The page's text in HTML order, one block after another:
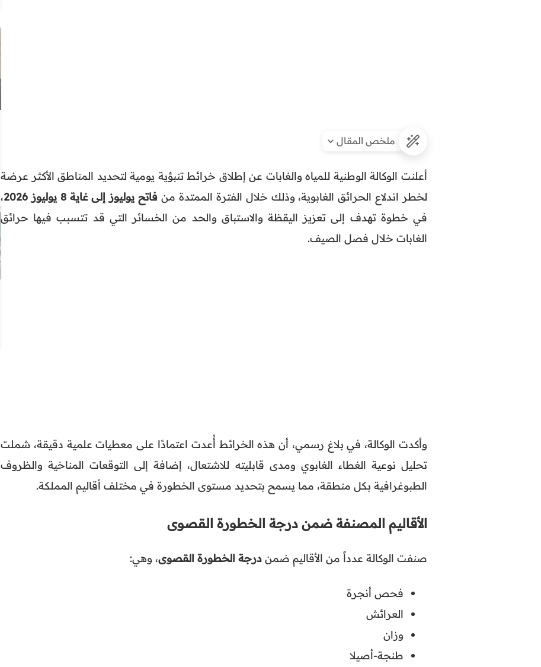
ملخص المقال
أعلنت الوكالة الوطنية للمياه والغابات عن إطلاق خرائط تنبؤية يومية لتحديد المناطق الأكثر عرضة
لخطر اندلاع الحرائق الغابوية، وذلك خلال الفترة الممتدة من فاتح يوليوز إلى غاية 8 يوليوز 2026
،
في خطوة تهدف إلى تعزيز اليقظة والاستباق والحد من الخسائر التي قد تتسبب فيها حرائق
الغابات خلال فصل الصيف.
وأكدت الوكالة، في بلاغ رسمي، أن هذه الخرائط أُعدت اعتمادًا على معطيات علمية دقيقة، شملت
تحليل نوعية الغطاء الغابوي ومدى قابليته للاشتعال، إضافة إلى التوقعات المناخية والظروف
الطبوغرافية بكل منطقة، مما يسمح بتحديد مستوى الخطورة في مختلف أقاليم المملكة.
الأقاليم المصنفة ضمن درجة الخطورة القصوى
صنفت الوكالة عدداً من الأقاليم ضمن درجة الخطورة القصوى، وهي:
فحص أنجرة
العرائش
وزان
طنجة-أصيلا